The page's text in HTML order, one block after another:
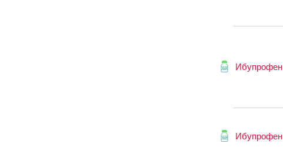
Ибупрофен
Ибупрофен